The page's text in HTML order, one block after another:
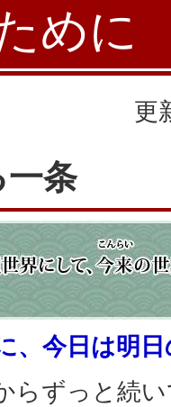
めに
更
条
、今日は明
らずっと続